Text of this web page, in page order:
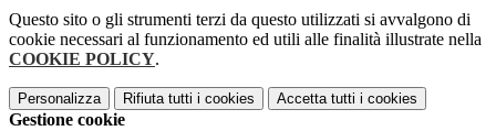
Questo sito o gli strumenti terzi da questo utilizzati si avvalgono di
cookie necessari al funzionamento ed utili alle finalità illustrate nella
COOKIE POLICY.
Personalizza Rifiuta tutti i cookies Accetta tutti i cookies
Gestione cookie